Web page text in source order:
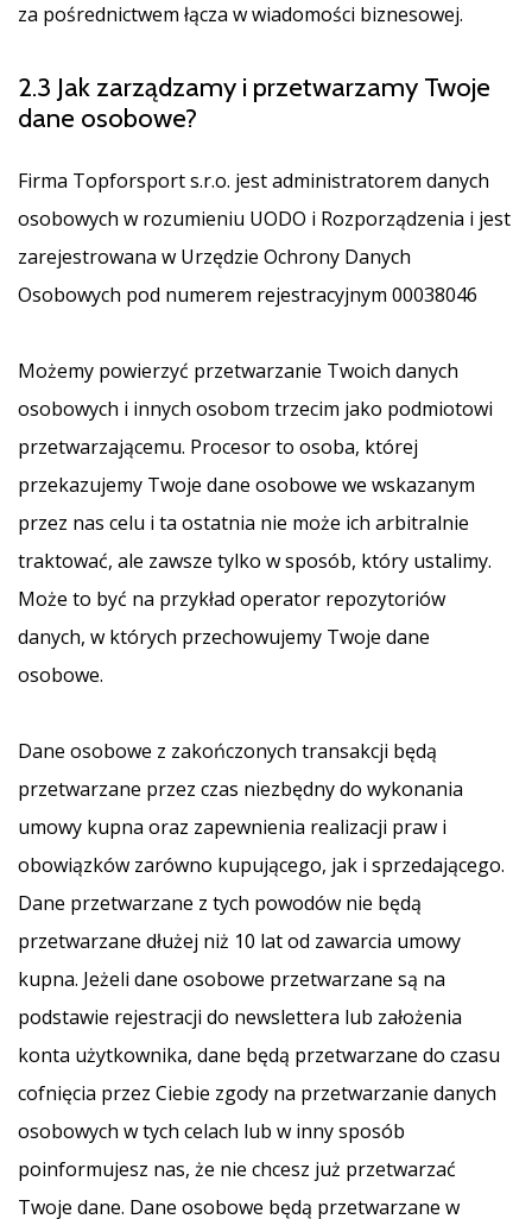
za pośrednictwem łącza w wiadomości biznesowej.
2.3 Jak zarządzamy i przetwarzamy Twoje
dane osobowe?
Firma Topforsport s.r.o. jest administratorem danych
osobowych w rozumieniu UODO i Rozporządzenia i jest
zarejestrowana w Urzędzie Ochrony Danych
Osobowych pod numerem rejestracyjnym 00038046
Możemy powierzyć przetwarzanie Twoich danych
osobowych i innych osobom trzecim jako podmiotowi
przetwarzającemu. Procesor to osoba, której
przekazujemy Twoje dane osobowe we wskazanym
przez nas celu i ta ostatnia nie może ich arbitralnie
traktować, ale zawsze tylko w sposób, który ustalimy.
Może to być na przykład operator repozytoriów
danych, w których przechowujemy Twoje dane
osobowe.
Dane osobowe z zakończonych transakcji będą
przetwarzane przez czas niezbędny do wykonania
umowy kupna oraz zapewnienia realizacji praw i
obowiązków zarówno kupującego, jak i sprzedającego.
Dane przetwarzane z tych powodów nie będą
przetwarzane dłużej niż 10 lat od zawarcia umowy
kupna. Jeżeli dane osobowe przetwarzane są na
podstawie rejestracji do newslettera lub założenia
konta użytkownika, dane będą przetwarzane do czasu
cofnięcia przez Ciebie zgody na przetwarzanie danych
osobowych w tych celach lub w inny sposób
poinformujesz nas, że nie chcesz już przetwarzać
Twoje dane. Dane osobowe będą przetwarzane w